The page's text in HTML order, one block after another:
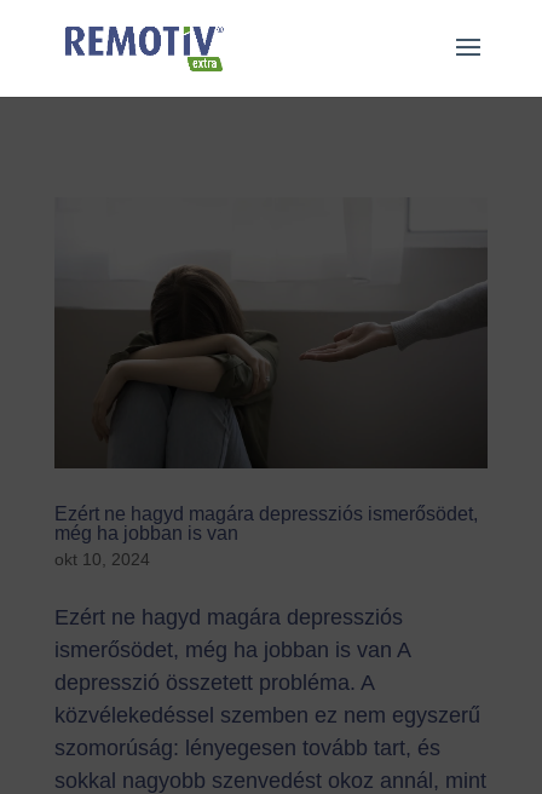
Ezért ne hagyd magára depressziós ismerősödet,
még ha jobban is van
okt 10, 2024
Ezért ne hagyd magára depressziós
ismerősödet, még ha jobban is van A
depresszió összetett probléma. A
közvélekedéssel szemben ez nem egyszerű
szomorúság: lényegesen tovább tart, és
sokkal nagyobb szenvedést okoz annál, mint